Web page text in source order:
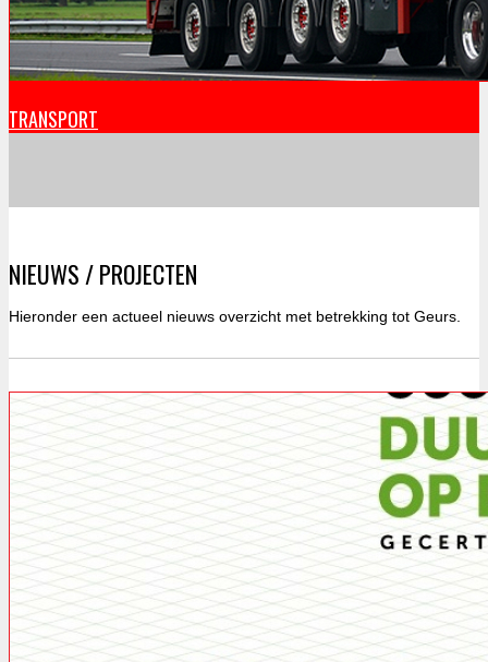
TRANSPORT
NIEUWS / PROJECTEN
Hieronder een actueel nieuws overzicht met betrekking tot Geurs.